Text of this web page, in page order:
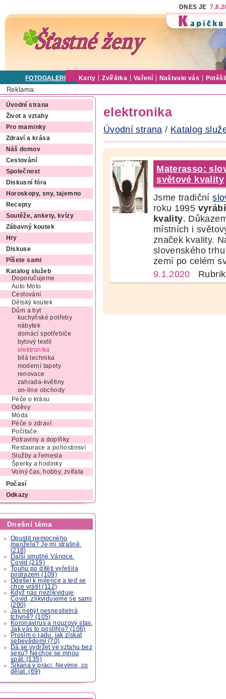
DNES JE
FOTOGALERIE Karty Zvířátka Vaření Naštvalo vás
Reklama:
Úvodní strana
Život a vztahy
Pro maminky
Zdraví a krása
Náš domov
Cestování
Společnost
Diskusní fóra
Horoskopy, sny, tajemno
Recepty
Soutěže, ankety, kvízy
Zábavný koutek
Hry
Diskuse
Píšete sami
Katalog služeb
Doporučujeme
Auto Moto
Cestování
Dětský koutek
Dům a byt
kuchyňské potřeby
nábytek
domácí spotřebiče
bytový textil
elektronika
bílá technika
moderní tapety
renovace
zahrada-květiny
on-line obchody
Péče o krásu
Oděvy
Móda
Péče o zdraví
Počítače
Potraviny a doplňky
Restaurace a pohostinsví
Služby a řemesla
Šperky a hodinky
Volný čas, hobby, zvířata
Počasí
Odkazy
Dnešní téma
Opustit nemocného
manžela? Je mi strašně.
(218)
Další smutné Vánoce.
Covid (219)
Touhu po dítěti vyřešila
podrazem (109)
Odešel k milence a teď se
chce vrátit (112)
Když nás nezlikviduje
Covid, zlikvidujeme se sami
(200)
Jak nebýt nesnesitelná
tchyně? (105)
Koronavirus a nouzový stav.
Jak vás to postihlo? (106)
Prosím o radu, jak získat
sebevědomí (70)
Dá se vydržet ve vztahu bez
sexu? Nechce se mnou
spát. (135)
Šikana v práci. Nevíme, co
dělat. (69)
elektronika
Úvodní strana / Katalog
Materasso:
světové kvality
Jsme tradiční
roku 1995
kvality.
místních i
značek kvality.
slovenského
zemí po celém
9.1.2020